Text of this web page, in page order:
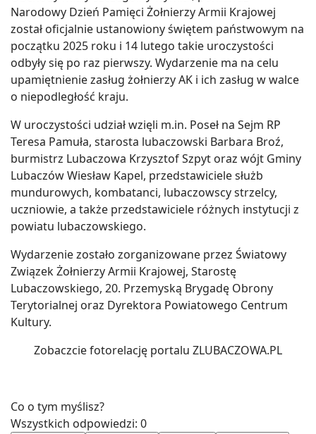
Narodowy Dzień Pamięci Żołnierzy Armii Krajowej
został oficjalnie ustanowiony świętem państwowym na
początku 2025 roku i 14 lutego takie uroczystości
odbyły się po raz pierwszy. Wydarzenie ma na celu
upamiętnienie zasług żołnierzy AK i ich zasług w walce
o niepodległość kraju.
W uroczystości udział wzięli m.in. Poseł na Sejm RP
Teresa Pamuła, starosta lubaczowski Barbara Broź,
burmistrz Lubaczowa Krzysztof Szpyt oraz wójt Gminy
Lubaczów Wiesław Kapel, przedstawiciele służb
mundurowych, kombatanci, lubaczowscy strzelcy,
uczniowie, a także przedstawiciele różnych instytucji z
powiatu lubaczowskiego.
Wydarzenie zostało zorganizowane przez Światowy
Związek Żołnierzy Armii Krajowej, Starostę
Lubaczowskiego, 20. Przemyską Brygadę Obrony
Terytorialnej oraz Dyrektora Powiatowego Centrum
Kultury.
Zobaczcie fotorelację portalu ZLUBACZOWA.PL
Co o tym myślisz?
Wszystkich odpowiedzi: 0